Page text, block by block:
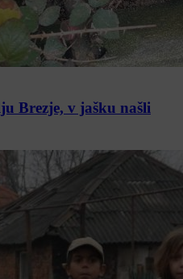
Brezje, v jašku našli